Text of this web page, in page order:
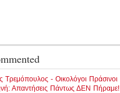
Τρεμόπουλος - Οικολόγοι Πράσινοι
Απαντήσεις Πάντως ΔΕΝ Πήραμε!